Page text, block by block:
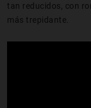
tan reducidos, con
más trepidante.